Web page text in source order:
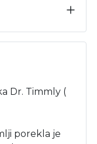
Dr. Timmly (
porekla je